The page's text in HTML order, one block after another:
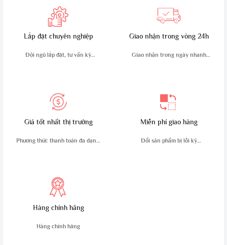
Bảo hành24 tháng
Lắp đặt chuyên nghiệp
Đội ngũ lắp đặt, tư vấn kỹ
Giao nhận trong vòng 24h
Giao nhận trong ngày nhanh
Giá tốt nhất thị trường
Phương thức thanh toán đa dạng,
Miễn phí giao hàng
Đổi sản phẩm bị lỗi kỹ
Hàng chính hãng
Hàng chính hãng